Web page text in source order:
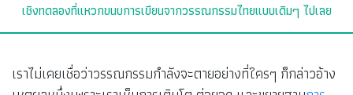
เชิงทดลองที่แหวกขนบการเขียนจากวรรณกรรมไทยแบบเดิมๆ ไปเลย
เราไม่เคยเชื่อว่าวรรณกรรมกำลังจะตายอย่างที่ใครๆ ก็กล่าวอ้าง